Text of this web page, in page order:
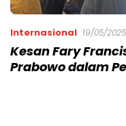
Internasional 19/05/2025
Kesan Fary
Prabowo dalam